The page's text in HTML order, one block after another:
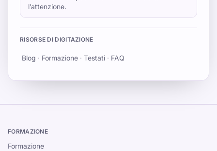
l’attenzione.
RISORSE DI DIGITAZIONE
Blog · Formazione · Testati · FAQ
FORMAZIONE
Formazione